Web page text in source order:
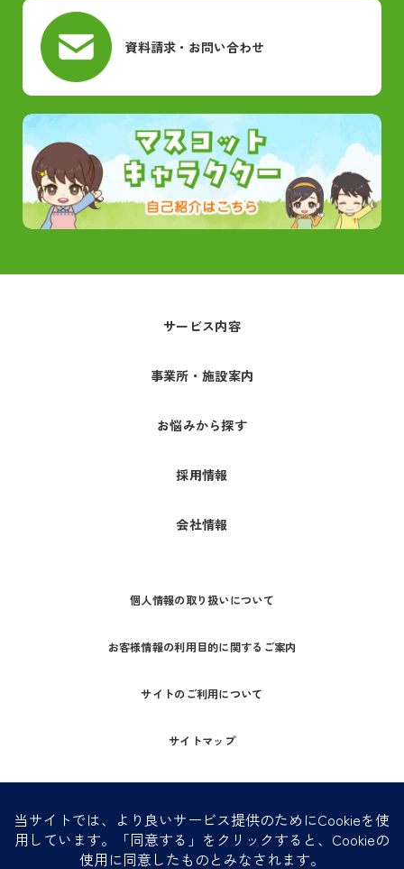
資料請求・お問い合わせ
サービス内容
事業所・施設案内
お悩みから探す
採用情報
会社情報
個人情報の取り扱いについて
お客様情報の利用目的に関するご案内
サイトのご利用について
サイトマップ